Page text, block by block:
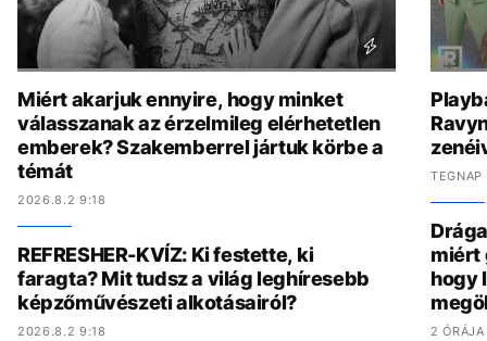
Miért akarjuk ennyire, hogy minket
válasszanak az érzelmileg elérhetetlen
emberek? Szakemberrel jártuk körbe a
témát
2026.8.2 9:18
REFRESHER-KVÍZ: Ki festette, ki
faragta? Mit tudsz a világ leghíresebb
képzőművészeti alkotásairól?
2026.8.2 9:18
miért
hogy
2 ÓRÁJA